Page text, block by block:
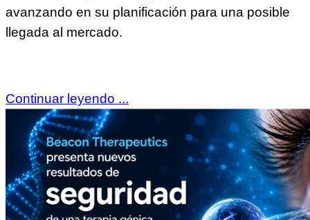
avanzando en su planificación para una posible
llegada al mercado.
Continuar leyendo ...